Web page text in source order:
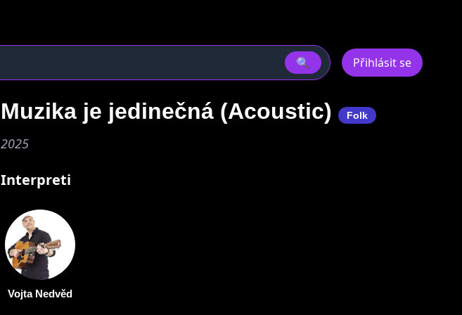
🔍 Přihlásit se
Muzika je jedinečná (Acoustic) Folk
2025
Interpreti
Vojta Nedvěd